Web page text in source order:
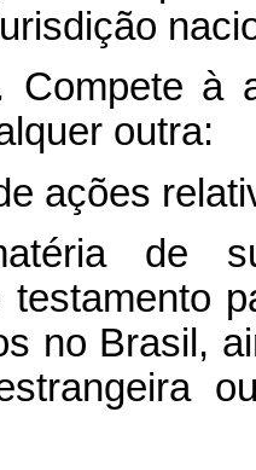
Compete à
outra:
ações
de
testamento
no Brasil,